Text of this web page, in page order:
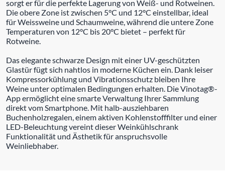
sorgt er für die perfekte Lagerung von Weiß- und Rotweinen.
Die obere Zone ist zwischen 5°C und 12°C einstellbar, ideal
für Weissweine und Schaumweine, während die untere Zone
Temperaturen von 12°C bis 20°C bietet – perfekt für
Rotweine.
Das elegante schwarze Design mit einer UV-geschützten
Glastür fügt sich nahtlos in moderne Küchen ein. Dank leiser
Kompressorkühlung und Vibrationsschutz bleiben Ihre
Weine unter optimalen Bedingungen erhalten. Die Vinotag®-
App ermöglicht eine smarte Verwaltung Ihrer Sammlung
direkt vom Smartphone. Mit halb-ausziehbaren
Buchenholzregalen, einem aktiven Kohlenstofffilter und einer
LED-Beleuchtung vereint dieser Weinkühlschrank
Funktionalität und Ästhetik für anspruchsvolle
Weinliebhaber.